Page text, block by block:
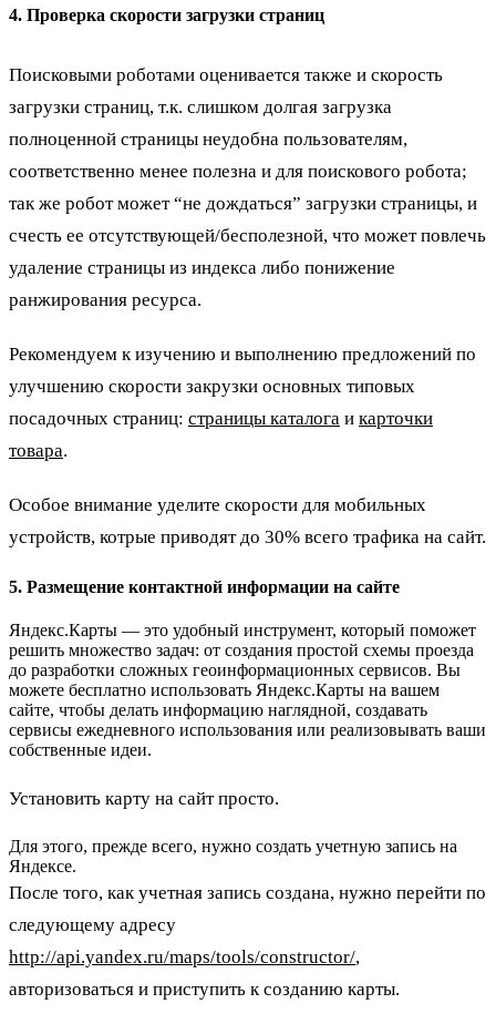
4. Проверка скорости загрузки страниц
Поисковыми роботами оценивается также и скорость
загрузки страниц, т.к. слишком долгая загрузка
полноценной страницы неудобна пользователям,
соответственно менее полезна и для поискового робота;
так же робот может “не дождаться” загрузки страницы, и
счесть ее отсутствующей/бесполезной, что может повлечь
удаление страницы из индекса либо понижение
ранжирования ресурса.
Рекомендуем к изучению и выполнению предложений по
улучшению скорости закрузки основных типовых
посадочных страниц: страницы каталога и карточки
товара.
Особое внимание уделите скорости для мобильных
устройств, котрые приводят до 30% всего трафика на сайт.
5. Размещение контактной информации на сайте
Яндекс.Карты — это удобный инструмент, который поможет
решить множество задач: от создания простой схемы проезда
до разработки сложных геоинформационных сервисов. Вы
можете бесплатно использовать Яндекс.Карты на вашем
сайте, чтобы делать информацию наглядной, создавать
сервисы ежедневного использования или реализовывать ваши
собственные идеи.
Установить карту на сайт просто.
Для этого, прежде всего, нужно создать учетную запись на
Яндексе.
После того, как учетная запись создана, нужно перейти по
следующему адресу
http://api.yandex.ru/maps/tools/constructor/,
авторизоваться и приступить к созданию карты.